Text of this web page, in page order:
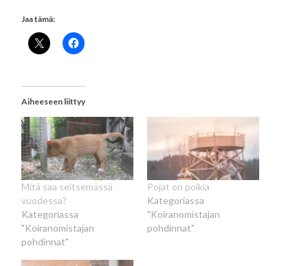
Jaa tämä:
Aiheeseen liittyy
Mitä saa seitsemässä
vuodessa?
Kategoriassa
"Koiranomistajan
pohdinnat"
Pojat on poikia
Kategoriassa
"Koiranomistajan
pohdinnat"